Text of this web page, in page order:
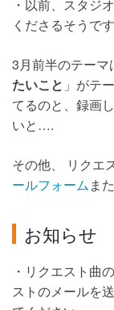
・以前、スタジ
くださるそうで
3月前半のテーマ
たいこと 」がテ
てるのと、録画
いと….
その他、 リクエ
ールフォームま
お知らせ
・リクエスト曲
ストのメールを